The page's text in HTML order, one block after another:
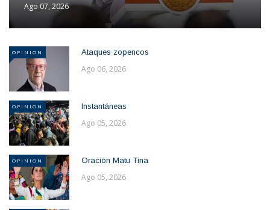
Ago 07, 2026
OPINION Ataques zopencos
Ago 06, 2026
OPINION Instantáneas
Ago 05, 2026
OPINION Oración Matu Tina
Ago 05, 2026